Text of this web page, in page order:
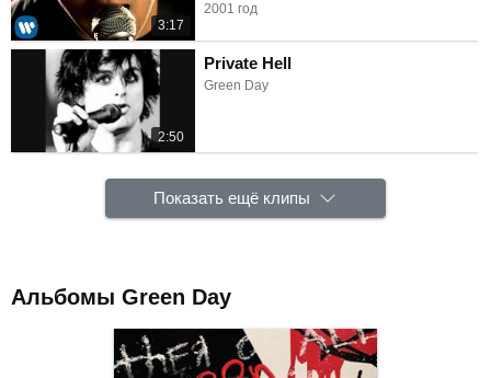
3:17
2001 год
2:50
Private Hell
Green Day
Показать ещё клипы
Альбомы Green Day